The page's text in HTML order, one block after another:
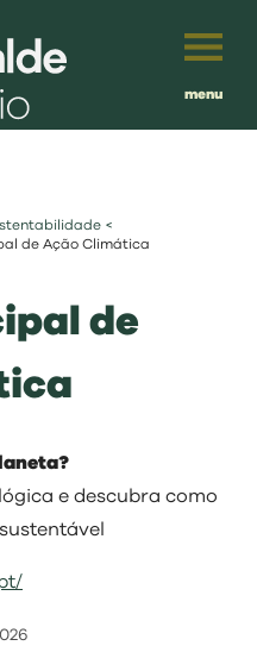
menu
Português
Français
<
de Ação Climática
de
e descubra como